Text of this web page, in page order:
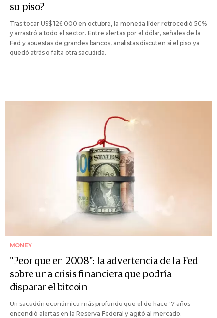
su piso?
Tras tocar US$ 126.000 en octubre, la moneda líder retrocedió 50%
y arrastró a todo el sector. Entre alertas por el dólar, señales de la
Fed y apuestas de grandes bancos, analistas discuten si el piso ya
quedó atrás o falta otra sacudida.
MONEY
"Peor que en 2008": la advertencia de la Fed
sobre una crisis financiera que podría
disparar el bitcoin
Un sacudón económico más profundo que el de hace 17 años
encendió alertas en la Reserva Federal y agitó al mercado.